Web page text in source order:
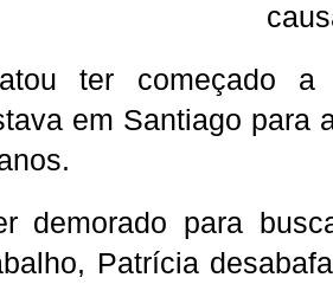
ter começado
em Santiago para
demorado para
Patrícia